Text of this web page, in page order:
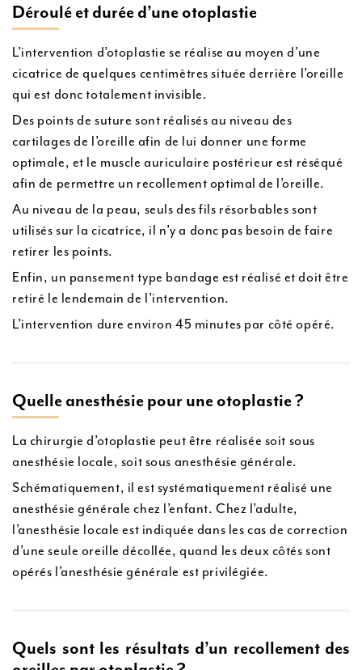
Déroulé et durée d’une otoplastie
L’intervention d’otoplastie se réalise au moyen d’une
cicatrice de quelques centimètres située derrière l’oreille
qui est donc totalement invisible.
Des points de suture sont réalisés au niveau des
cartilages de l’oreille afin de lui donner une forme
optimale, et le muscle auriculaire postérieur est réséqué
afin de permettre un recollement optimal de l’oreille.
Au niveau de la peau, seuls des fils résorbables sont
utilisés sur la cicatrice, il n’y a donc pas besoin de faire
retirer les points.
Enfin, un pansement type bandage est réalisé et doit être
retiré le lendemain de l’intervention.
L’intervention dure environ 45 minutes par côté opéré.
Quelle anesthésie pour une otoplastie ?
La chirurgie d’otoplastie peut être réalisée soit sous
anesthésie locale, soit sous anesthésie générale.
Schématiquement, il est systématiquement réalisé une
anesthésie générale chez l’enfant. Chez l’adulte,
l’anesthésie locale est indiquée dans les cas de correction
d’une seule oreille décollée, quand les deux côtés sont
opérés l’anesthésie générale est privilégiée.
Quels sont les résultats d’un recollement des